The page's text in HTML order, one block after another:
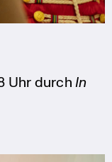
Uhr durchIn